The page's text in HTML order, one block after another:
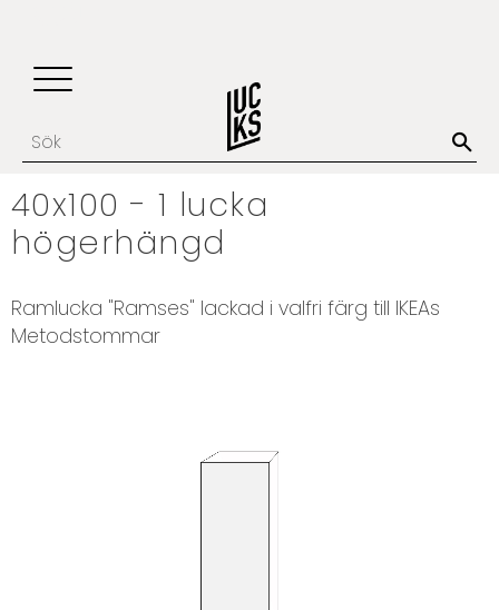
40x100 - 1 lucka
högerhängd
​​Ramlucka "Ramses" lackad i valfri färg till IKEAs
Metodstommar